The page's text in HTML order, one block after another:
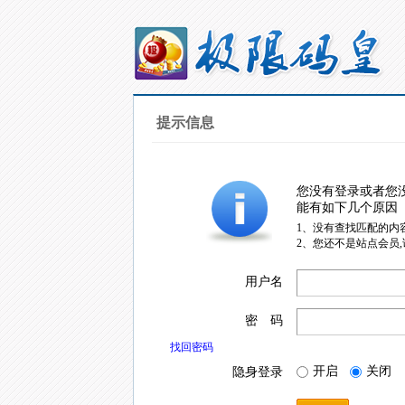
提示信息
您没有登录或者您
能有如下几个原因
1、没有查找匹配的内
2、您还不是站点会员
用户名
密 码
找回密码
隐身登录 开启 关闭